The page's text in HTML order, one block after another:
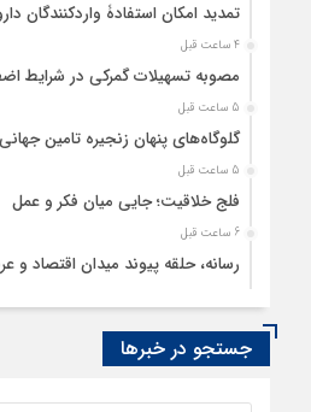
تمدید امکان استفادۀ واردکنندگان
4 ساعت قبل
مصوبه تسهیلات گمرکی در شرایط
5 ساعت قبل
گلوگاه‌های پنهان زنجیره تامین جهانی
5 ساعت قبل
فلج خلاقیت؛ جایی میان فکر و عمل
6 ساعت قبل
رسانه، حلقه پیوند میدان اقتصاد
کدام گروههای کالایی مشمول
شدند؟
جستجو در خبرها